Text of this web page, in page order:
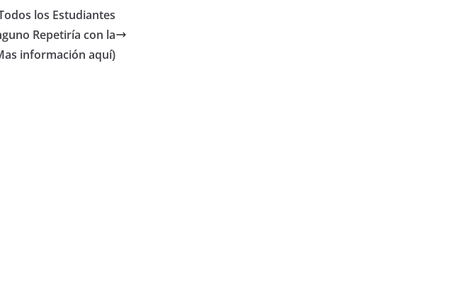
los Estudiantes
Repetiría con la
información aquí)